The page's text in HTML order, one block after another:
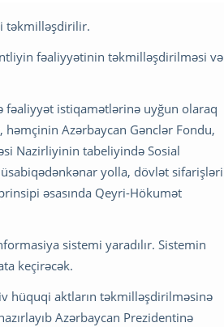
təkmilləşdirilir.
fəaliyyətinin təkmilləşdirilməsi və
fəaliyyət istiqamətlərinə uyğun olaraq
Azərbaycan Gənclər Fondu,
Nazirliyinin tabeliyində Sosial
yolla, dövlət sifarişləri
əsasında Qeyri-Hökumət
sistemi yaradılır. Sistemin
keçirəcək.
hüquqi aktların təkmilləşdirilməsinə
Azərbaycan Prezidentinə